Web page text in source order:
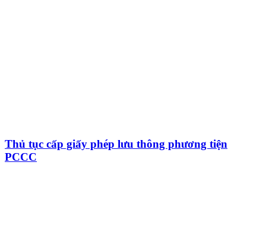
Thủ tục cấp giấy phép lưu thông phương tiện
PCCC